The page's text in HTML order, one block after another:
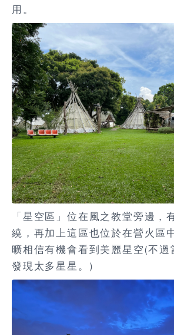
用。
「星空區」位在風之教堂旁邊，
繞，再加上這區也位於在營火區
曠相信有機會看到美麗星空(不過
發現太多星星。)